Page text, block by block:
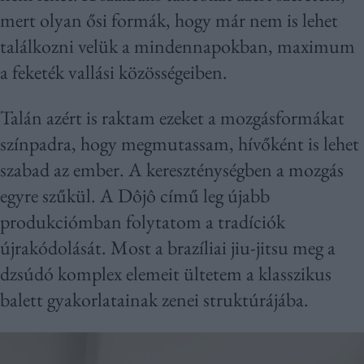
mert olyan ősi formák, hogy már nem is lehet
találkozni velük a mindennapokban, maximum
a feketék vallási közösségeiben.
Talán azért is raktam ezeket a mozgásformákat
színpadra, hogy megmutassam, hívőként is lehet
szabad az ember. A kereszténységben a mozgás
egyre szűkül. A Dôjô című leg újabb
produkciómban folytatom a tradíciók
újrakódolását. Most a brazíliai jiu-jitsu meg a
dzsúdó komplex elemeit ültetem a klasszikus
balett gyakorlatainak zenei struktúrájába.